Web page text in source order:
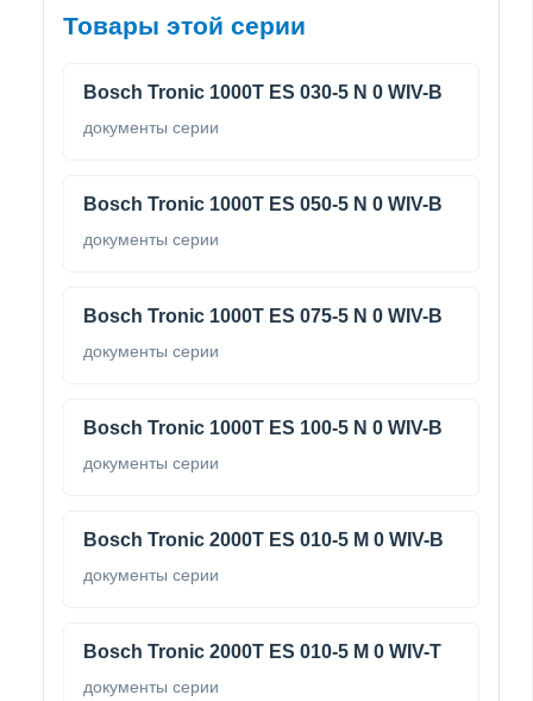
Товары этой серии
Bosch Tronic 1000T ES 030-5 N 0 WIV-B
документы серии
Bosch Tronic 1000T ES 050-5 N 0 WIV-B
документы серии
Bosch Tronic 1000T ES 075-5 N 0 WIV-B
документы серии
Bosch Tronic 1000T ES 100-5 N 0 WIV-B
документы серии
Bosch Tronic 2000T ES 010-5 M 0 WIV-B
документы серии
Bosch Tronic 2000T ES 010-5 M 0 WIV-Т
документы серии